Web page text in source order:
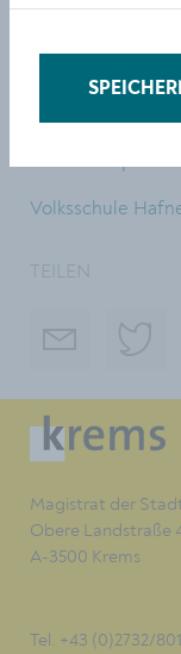
Volksschule
Magistrat der
Obere Landstraße
A-3500 Krems
Tel. +43 (0)2732/